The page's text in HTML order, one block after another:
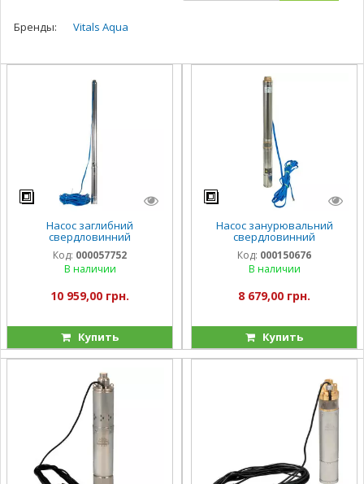
Бренды: Vitals Aqua
Насос заглибний
свердловинний
відцентровий Vitals aqua 3-
40DCo 16102-1.5r
Код: 000057752
В наличии
10 959,00 грн.
Купить
Насос занурювальний
свердловинний
відцентровий стійкий до
піску Vitals Aqua PRO 3.5-
16SD 3059-1.2r
Код: 000150676
В наличии
8 679,00 грн.
Купить